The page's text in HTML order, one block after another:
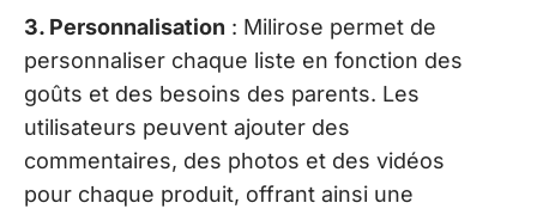
3. Personnalisation : Milirose permet de
personnaliser chaque liste en fonction des
goûts et des besoins des parents. Les
utilisateurs peuvent ajouter des
commentaires, des photos et des vidéos
pour chaque produit, offrant ainsi une